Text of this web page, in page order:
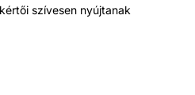
szívesen nyújtanak